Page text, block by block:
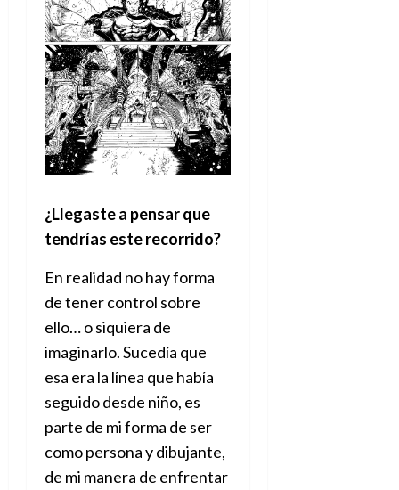
¿Llegaste a pensar que
tendrías este recorrido?
En realidad no hay forma
de tener control sobre
ello… o siquiera de
imaginarlo. Sucedía que
esa era la línea que había
seguido desde niño, es
parte de mi forma de ser
como persona y dibujante,
de mi manera de enfrentar